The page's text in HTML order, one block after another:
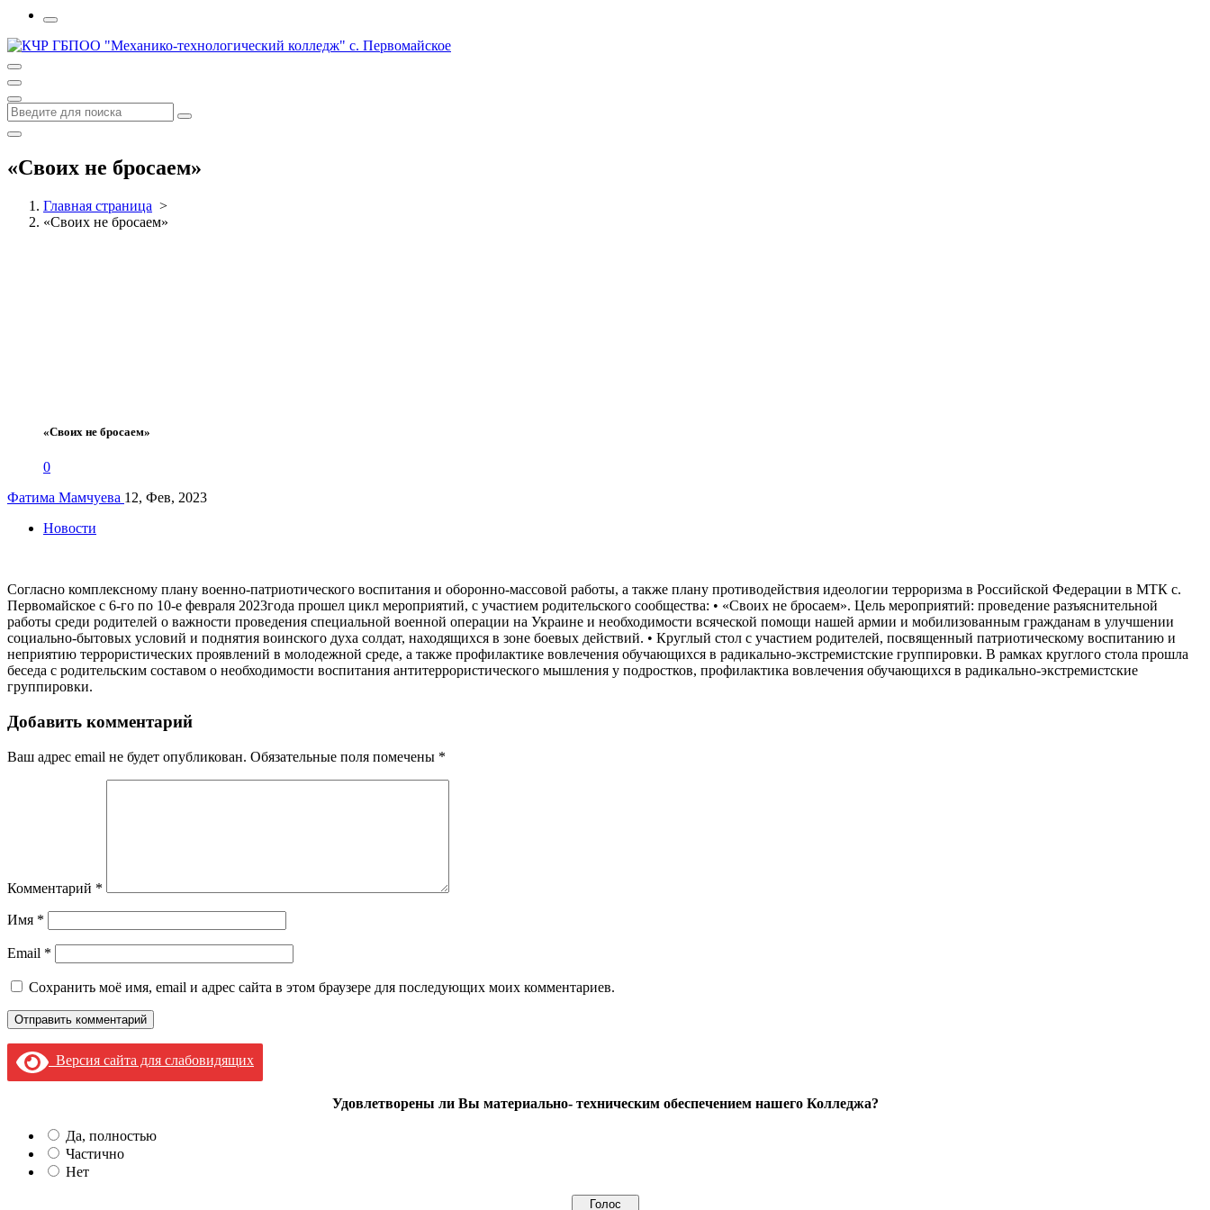
«Своих не бросаем»
Главная страница >
«Своих не бросаем»
«Своих не бросаем»
0
Фатима Мамчуева 12, Фев, 2023
Новости
Согласно комплексному плану военно-патриотического воспитания и оборонно-массовой работы, а также плану противодействия идеологии терроризма в Российской Федерации в МТК с.
Первомайское с 6-го по 10-е февраля 2023года прошел цикл мероприятий, с участием родительского сообщества: • «Своих не бросаем». Цель мероприятий: проведение разъяснительной
работы среди родителей о важности проведения специальной военной операции на Украине и необходимости всяческой помощи нашей армии и мобилизованным гражданам в улучшении
социально-бытовых условий и поднятия воинского духа солдат, находящихся в зоне боевых действий. • Круглый стол с участием родителей, посвященный патриотическому воспитанию и
неприятию террористических проявлений в молодежной среде, а также профилактике вовлечения обучающихся в радикально-экстремистские группировки. В рамках круглого стола прошла
беседа с родительским составом о необходимости воспитания антитеррористического мышления у подростков, профилактика вовлечения обучающихся в радикально-экстремистские
группировки.
Добавить комментарий
Ваш адрес email не будет опубликован. Обязательные поля помечены *
Комментарий *
Имя *
Email *
Сохранить моё имя, email и адрес сайта в этом браузере для последующих моих комментариев.
Версия сайта для слабовидящих
Удовлетворены ли Вы материально- техническим обеспечением нашего Колледжа?
Да, полностью
Частично
Нет